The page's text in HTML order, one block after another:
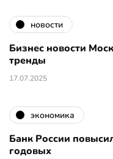
новости
Бизнес новости
тренды
17.07.2025
экономика
Банк России
годовых